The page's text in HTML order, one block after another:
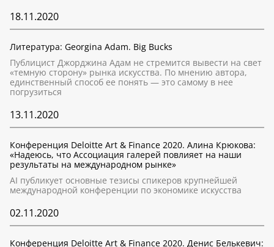
18.11.2020
Литература: Georgina Adam. Big Bucks
Публицист Джорджина Адам не стремится вывести на свет
«темную сторону» рынка искусства. По мнению автора,
единственный способ ее понять — это самому в нее
погрузиться
13.11.2020
Конференция Deloitte Art & Finance 2020. Алина Крюкова:
«Надеюсь, что Ассоциация галерей повлияет на наши
результаты на международном рынке»
AI публикует основные тезисы спикеров крупнейшей
международной конференции по экономике искусства
02.11.2020
Конференция Deloitte Art & Finance 2020. Денис Белькевич: